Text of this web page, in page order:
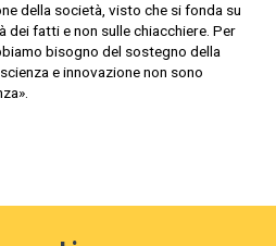
della società, visto che si fonda su
dei fatti e non sulle chiacchiere. Per
bisogno del sostegno della
e innovazione non sono